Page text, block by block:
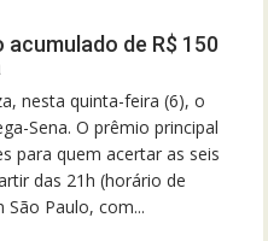
de R$ 150
nesta quinta-feira (6), o
Sena. O prêmio principal
para quem acertar as seis
das 21h (horário de
São Paulo, com...